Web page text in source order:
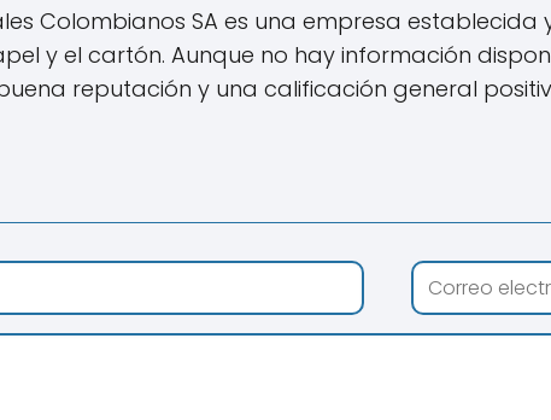
Colombianos SA es una empresa
y el cartón. Aunque no hay información
reputación y una calificación general